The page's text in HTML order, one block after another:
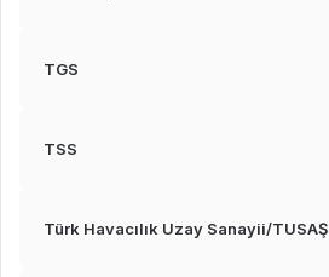
TGS
TSS
Türk Havacılık Uzay Sanayii/TUSAŞ